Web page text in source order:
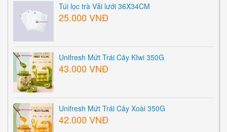
Túi lọc trà Vải lưới 36X34CM
25.000 VNĐ
Unifresh Mứt Trái Cây KIwi 350G
43.000 VNĐ
Unifresh Mứt Trái Cây Xoài 350G
42.000 VNĐ